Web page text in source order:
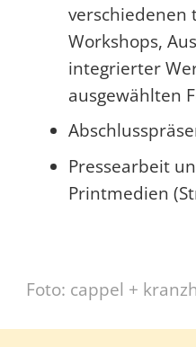
verschiedenen
Workshops,
integrierter
ausgewählten
Pressearbeit
Printmedien
Foto: cappel +